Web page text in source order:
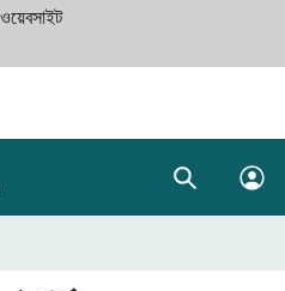
SearchLog